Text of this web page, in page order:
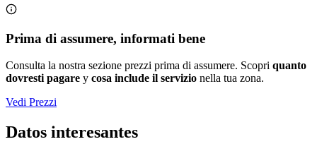
Prima di assumere, informati bene
Consulta la nostra sezione prezzi prima di assumere. Scopri quanto
dovresti pagare y cosa include il servizio nella tua zona.
Vedi Prezzi
Datos interesantes